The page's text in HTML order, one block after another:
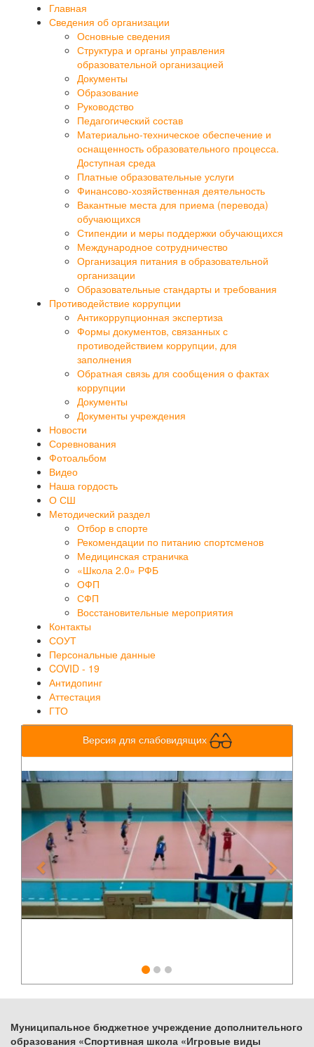
Главная
Сведения об организации
Основные сведения
Структура и органы управления
образовательной организацией
Документы
Образование
Руководство
Педагогический состав
Материально-техническое обеспечение и
оснащенность образовательного процесса.
Доступная среда
Платные образовательные услуги
Финансово-хозяйственная деятельность
Вакантные места для приема (перевода)
обучающихся
Стипендии и меры поддержки обучающихся
Международное сотрудничество
Организация питания в образовательной
организации
Образовательные стандарты и требования
Противодействие коррупции
Антикоррупционная экспертиза
Формы документов, связанных с
противодействием коррупции, для
заполнения
Обратная связь для сообщения о фактах
коррупции
Документы
Документы учреждения
Новости
Соревнования
Фотоальбом
Видео
Наша гордость
О СШ
Методический раздел
Отбор в спорте
Рекомендации по питанию спортсменов
Медицинская страничка
«Школа 2.0» РФБ
ОФП
СФП
Восстановительные мероприятия
Контакты
СОУТ
Персональные данные
COVID - 19
Антидопинг
Аттестация
ГТО
Версия для слабовидящих
Previous Next
Муниципальное бюджетное учреждение дополнительного
образования «Спортивная школа «Игровые виды